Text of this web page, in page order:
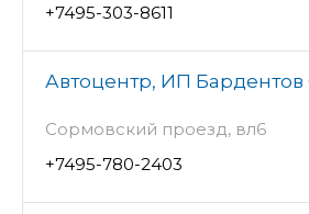
+7495-303-8611
Автоцентр, ИП Бардентов
Сормовский проезд, вл6
+7495-780-2403